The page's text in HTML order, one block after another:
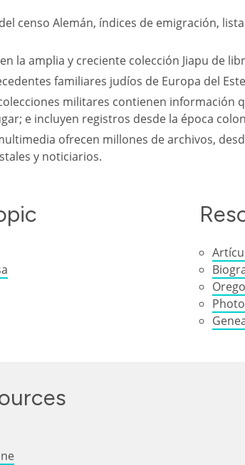
censo Alemán, índices de emigración,
la amplia y creciente colección Jiapu de
familiares judíos de Europa del
militares contienen información
e incluyen registros desde la época
ofrecen millones de archivos,
y noticiarios.